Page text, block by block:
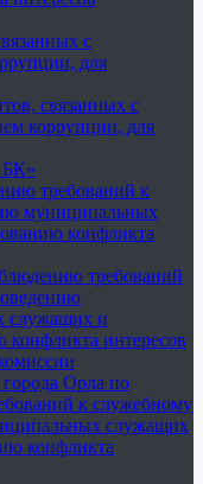
с
для
связанных с
коррупции, для
требований к
муниципальных
конфликта
требований
служащих и
конфликта интересов
Орла по
к служебному
служащих
конфликта